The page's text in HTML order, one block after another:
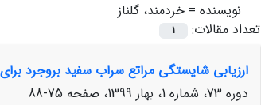
نویسنده = خردمند، گلناز
تعداد مقالات:
1
ارزیابی شایستگی مراتع سراب سفید بروجرد برای
دوره 73، شماره 1، بهار 1399، صفحه
75-88